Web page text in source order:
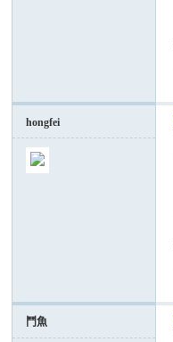
hongfei
鬥魚